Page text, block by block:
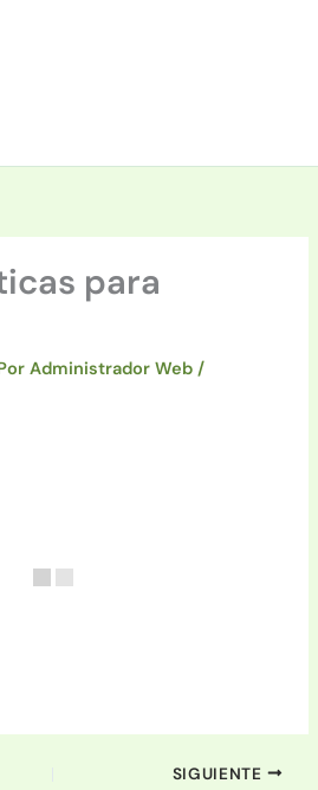
para
Administrador Web/
SIGUIENTE